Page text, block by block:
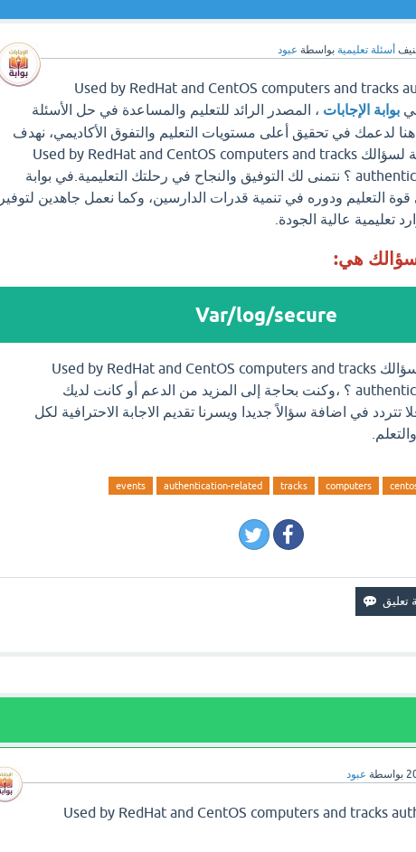
أسئلة تعليمية بواسطة عبود
Used by RedHat and CentOS computers and tracks
بوابة الإجابات ، المصدر الرائد للتعليم والمساعدة في حل الأسئلة
لدعمك في تحقيق أعلى مستويات التعليم والتفوق الأكاديمي، نهدف
إلى توفير إجابات شاملة لسؤالك Used by RedHat and CentOS computers and tracks
authentication-related events ؟ نتمنى لك التوفيق والنجاح في رحلتك التعليمية.في بوابة
قوة التعليم ودوره في تنمية قدرات الدارسين، وكما نعمل جاهدين لتوفير
تعليمية عالية الجودة.
هي:
Var/log/secure
اذا وجدت الإجابة علي سؤالك Used by RedHat and CentOS computers and tracks
authentication-related events ؟ ،وكنت بحاجة إلى المزيد من الدعم أو كانت لديك
تتردد في اضافة سؤالاً جديدا ويسرنا تقديم الاجابة الاحترافية لكل
computers
tracks
authentication-related
events
بواسطة عبود
Used by RedHat and CentOS computers and tracks